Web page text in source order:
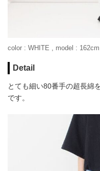
color : WHITE , model : 162cm
Detail
とても細い80番手の超長綿
です。